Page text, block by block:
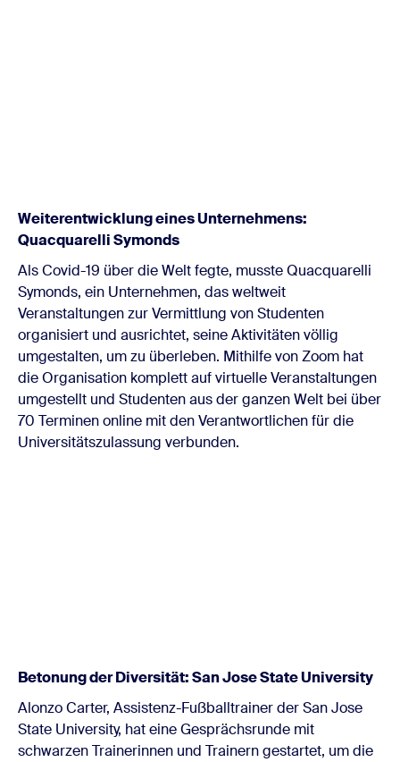
Weiterentwicklung eines Unternehmens:
Quacquarelli Symonds
Als Covid-19 über die Welt fegte, musste Quacquarelli
Symonds, ein Unternehmen, das weltweit
Veranstaltungen zur Vermittlung von Studenten
organisiert und ausrichtet, seine Aktivitäten völlig
umgestalten, um zu überleben. Mithilfe von Zoom hat
die Organisation komplett auf virtuelle Veranstaltungen
umgestellt und Studenten aus der ganzen Welt bei über
70 Terminen online mit den Verantwortlichen für die
Universitätszulassung verbunden.
Betonung der Diversität: San Jose State University
Alonzo Carter, Assistenz-Fußballtrainer der San Jose
State University, hat eine Gesprächsrunde mit
schwarzen Trainerinnen und Trainern gestartet, um die